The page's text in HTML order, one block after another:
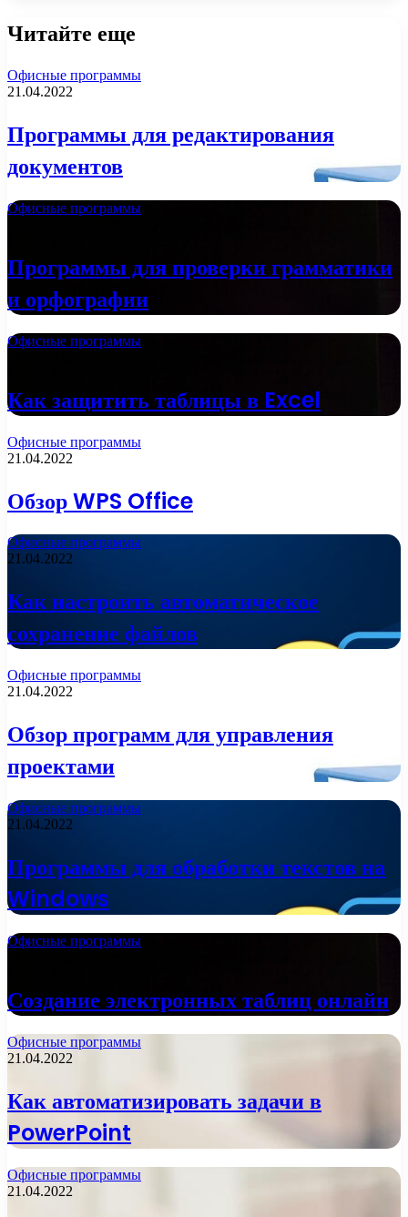
Читайте еще
Офисные программы
21.04.2022
Программы для редактирования
документов
Офисные программы
Программы для проверки грамматики
и орфографии
Офисные программы
Как защитить таблицы в Excel
Офисные программы
21.04.2022
Обзор WPS Office
Офисные программы
21.04.2022
Как настроить автоматическое
сохранение файлов
Офисные программы
21.04.2022
Обзор программ для управления
проектами
Офисные программы
21.04.2022
Программы для обработки текстов на
Windows
Офисные программы
Создание электронных таблиц онлайн
Офисные программы
21.04.2022
Как автоматизировать задачи в
PowerPoint
Офисные программы
21.04.2022